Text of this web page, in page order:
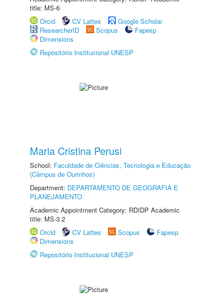
title: MS-6
Orcid
CV Lattes
Google Scholar
ResearcherID
Scopus
Fapesp
Dimensions
Repositório Institucional UNESP
Maria Cristina Perusi
School: Faculdade de Ciências, Tecnologia e Educação
(Câmpus de Ourinhos)
Department: DEPARTAMENTO DE GEOGRAFIA E
PLANEJAMENTO
Academic Appointment Category: RDIDP Academic
title: MS-3.2
Orcid
CV Lattes Scopus
Fapesp
Dimensions
Repositório Institucional UNESP